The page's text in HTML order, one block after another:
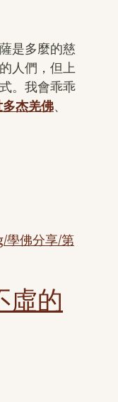
是多麼的慈
人們，但上
。我會乖乖
杰羌佛、
佛分享/第
虛的